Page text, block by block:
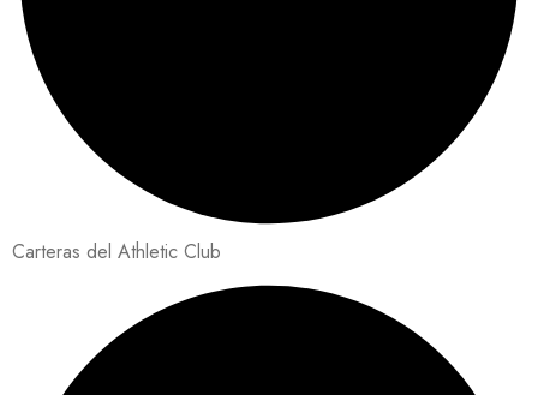
Carteras del Athletic Club